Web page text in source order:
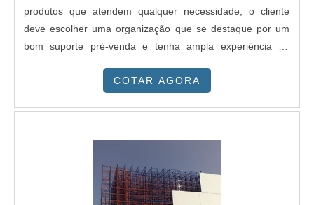
produtos que atendem qualquer necessidade, o cliente
deve escolher uma organização que se destaque por um
bom suporte pré-venda e tenha ampla experiência no
FRIGORÍFICAQuem busca por painel câmara frigorífica em
frigorífica, sempre deve-se buscar uma empresa que tenha
produtos e serviços com ótima qualidade e proteção,
COTAR AGORA